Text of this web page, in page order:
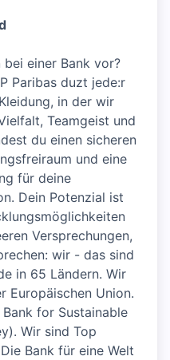
einer Bank vor?
Paribas duzt jede:r
in der wir
Teamgeist und
du einen sicheren
und eine
für deine
Dein Potenzial ist
Versprechungen,
wir - das sind
in 65 Ländern. Wir
Europäischen Union.
for Sustainable
Wir sind Top
Bank für eine Welt